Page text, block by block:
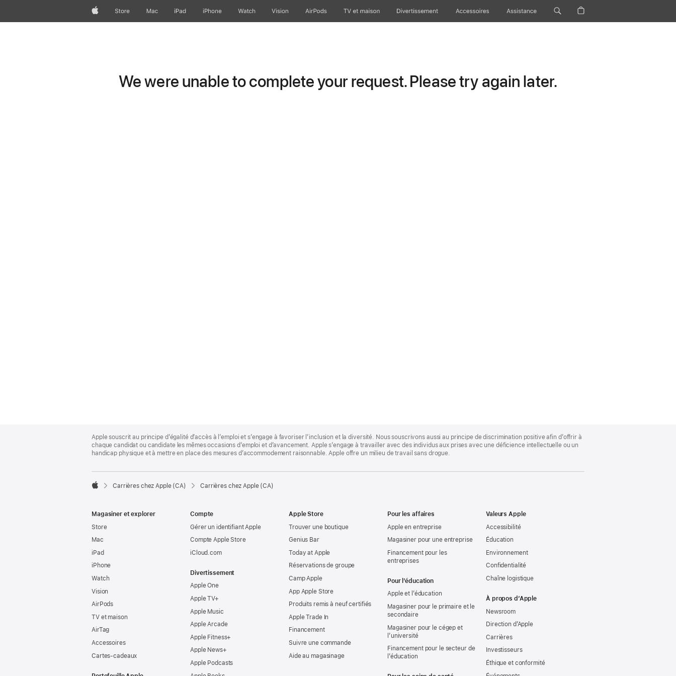
AppleStore Mac iPad iPhone Watch Vision AirPods TV et maison Divertissement Accessoires Assistance
We were unable to complete your request. Please try again later.
Footer
Apple souscrit au principe d’égalité d’accès à l’emploi et s’engage à favoriser l’inclusion et la diversité. Nous souscrivons aussi au principe de discrimination positive afin d’offrir à
chaque candidat ou candidate les mêmes occasions d’emploi et d’avancement. Apple s’engage à travailler avec des individus aux prises avec une déficience intellectuelle ou un
handicap physique et à mettre en place des mesures d’accommodement raisonnable. Apple offre un milieu de travail sans drogue.

Carrières chez Apple (CA) Carrières chez Apple (CA)
Magasiner et explorer
Store
Mac
iPad
iPhone
Watch
Vision
AirPods
TV et maison
AirTag
Accessoires
Cartes-cadeaux
Compte
Gérer un identifiant Apple
Compte Apple Store
iCloud.com
Divertissement
Apple One
Apple TV+
Apple Music
Apple Arcade
Apple Fitness+
Apple News+
Apple Podcasts
Apple Store
Trouver une boutique
Genius Bar
Today at Apple
Réservations de groupe
Camp Apple
App Apple Store
Produits remis à neuf certifiés
Apple Trade In
Financement
Suivre une commande
Aide au magasinage
Pour les affaires
Apple en entreprise
Magasiner pour une entreprise
Financement pour les
entreprises
Pour l’éducation
Apple et l’éducation
Magasiner pour le primaire et le
secondaire
Magasiner pour le cégep et
l’université
Financement pour le secteur de
l’éducation
Valeurs Apple
Accessibilité
Éducation
Environnement
Confidentialité
Chaîne logistique
À propos d’Apple
Newsroom
Direction d’Apple
Carrières
Investisseurs
Éthique et conformité